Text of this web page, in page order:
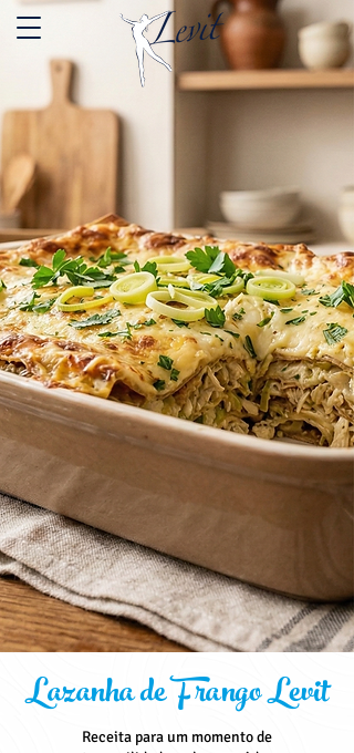
Lazanha de Frango Levit
Receita para um momento de